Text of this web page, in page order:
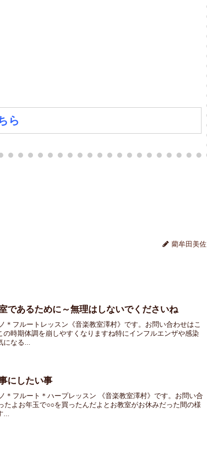
ら
藺牟田美佐
であるために～無理はしないでくださいね
＊フルートレッスン《音楽教室澤村》です。お問い合わせはこ
時期体調を崩しやすくなりますね特にインフルエンザや感染
なる...
にしたい事
＊フルート＊ハープレッスン 《音楽教室澤村》です。お問い合
よお年玉で○○を買ったんだよとお教室がお休みだった間の様